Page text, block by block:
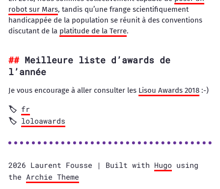
robot sur Mars, tandis qu’une frange scientifiquement
handicappée de la population se réunit à des conventions
discutant de la platitude de la Terre.
Meilleure liste d’awards de
l’année
Je vous encourage à aller consulter les Lisou Awards 2018 :-)
fr
loloawards
2026 Laurent Fousse | Built with Hugo using
the Archie Theme